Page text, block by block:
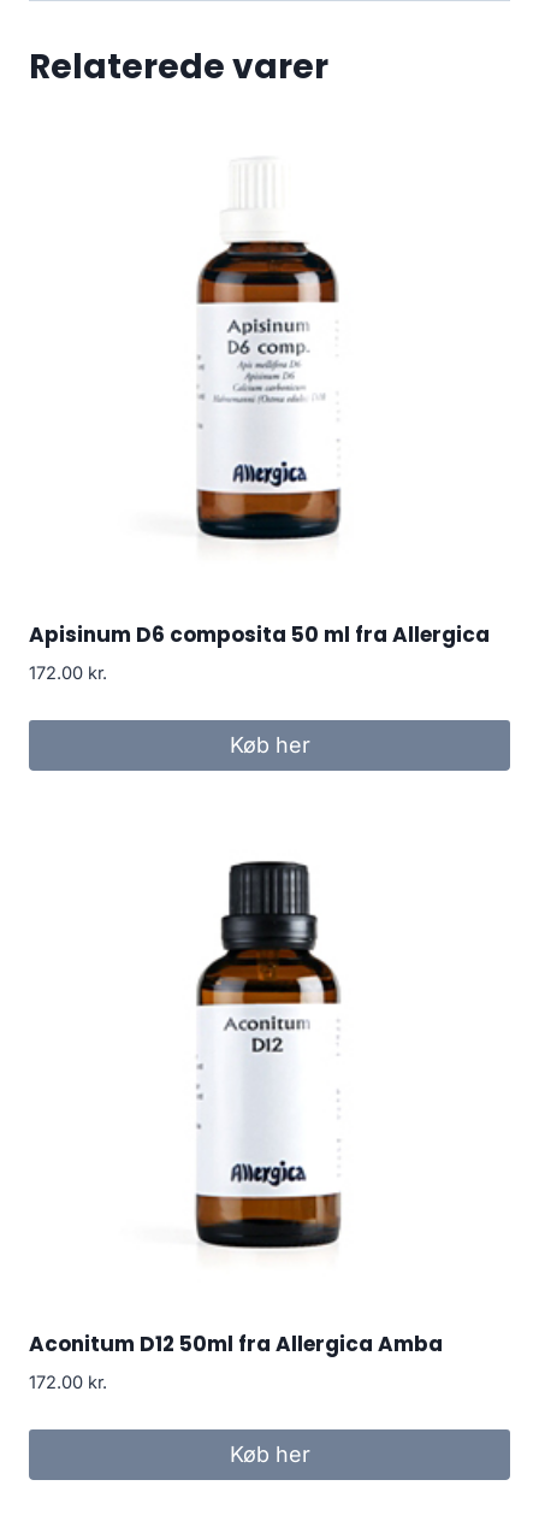
Relaterede varer
Apisinum D6 composita 50 ml fra Allergica
172.00 kr.
Køb her
Aconitum D12 50ml fra Allergica Amba
172.00 kr.
Køb her